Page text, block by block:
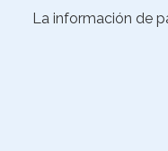
La información de